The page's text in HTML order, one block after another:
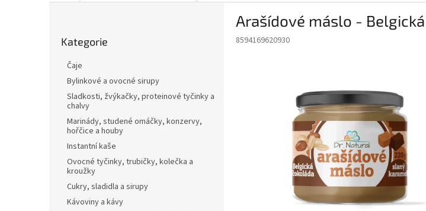
kategorie
Kategorie
Čaje
Bylinkové a ovocné sirupy
Sladkosti, žvýkačky, proteinové tyčinky a
chalvy
Marinády, studené omáčky, konzervy,
hořčice a houby
Instantní kaše
Ovocné tyčinky, trubičky, kolečka a
kroužky
Cukry, sladidla a sirupy
Kávoviny a kávy
Arašídové máslo -
8594169620930